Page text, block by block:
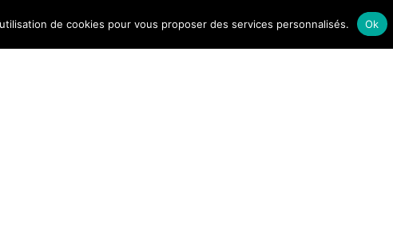
Infos conso Consomag Revue familles
de cookies pour vous proposer des services personnalisés. Ok